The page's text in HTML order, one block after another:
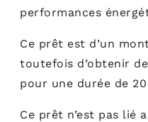
performances
Ce prêt est d’un
toutefois d’obtenir
pour une durée de
Ce prêt n’est pas lié